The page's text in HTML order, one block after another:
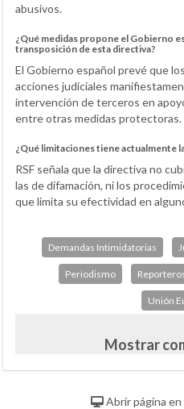
abusivos.
¿Qué medidas propone el Gobierno
transposición de esta directiva?
El Gobierno español prevé que
acciones judiciales
intervención de terceros en
entre otras medidas protectoras.
¿Qué limitaciones tiene actualmente
RSF señala que la directiva no
las de difamación, ni los
que limita su efectividad en
Demandas Intimidatorias
Periodismo
Unión
Mostrar
Abrir página